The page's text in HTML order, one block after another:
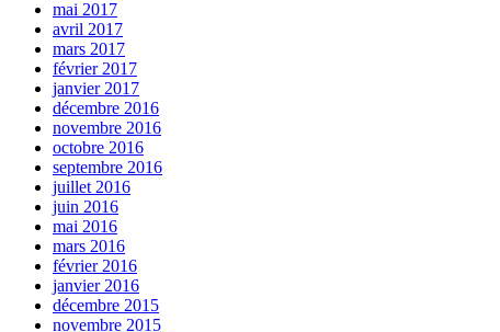
mai 2017
avril 2017
mars 2017
février 2017
janvier 2017
décembre 2016
novembre 2016
octobre 2016
septembre 2016
juillet 2016
juin 2016
mai 2016
mars 2016
février 2016
janvier 2016
décembre 2015
novembre 2015